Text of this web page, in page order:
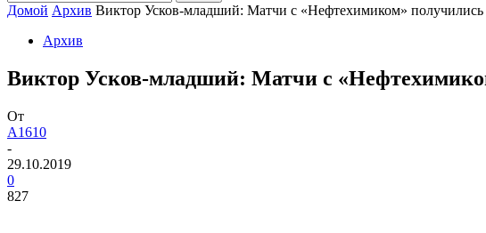
Домой Архив Виктор Усков-младший: Матчи с «Нефтехимиком» получились
Архив
Виктор Усков-младший: Матчи с
От
A1610
-
29.10.2019
0
827